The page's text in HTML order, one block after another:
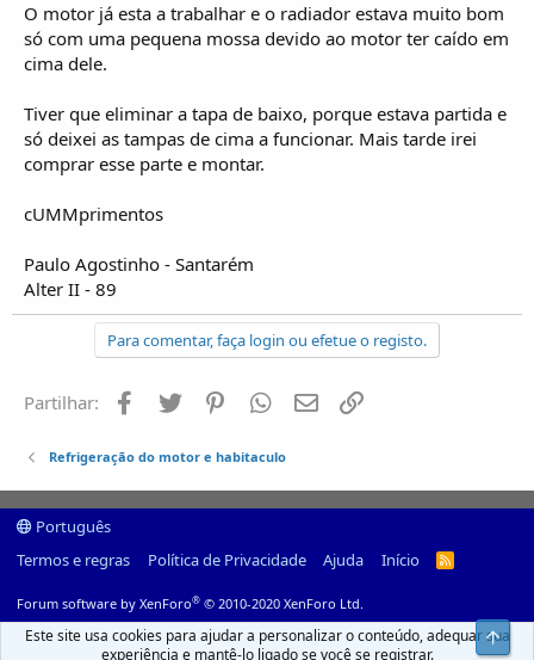
O motor já esta a trabalhar e o radiador estava muito bom
só com uma pequena mossa devido ao motor ter caído em
cima dele.
Tiver que eliminar a tapa de baixo, porque estava partida e
só deixei as tampas de cima a funcionar. Mais tarde irei
comprar esse parte e montar.
cUMMprimentos
Paulo Agostinho - Santarém
Alter II - 89
Para comentar, faça login ou efetue o registo.
Partilhar: Facebook
Twitter PinterestWhatsapp
Email
Refrigeração do motor e habitaculo
Português
Termos e regras
Política de Privacidade Ajuda Início
R
Forum software by XenForo® © 2010-2020 XenForo Ltd.
Este site usa cookies para ajudar a personalizar o conteúdo, adequar sua
experiência e mantê-lo ligado se você se registrar.
Top